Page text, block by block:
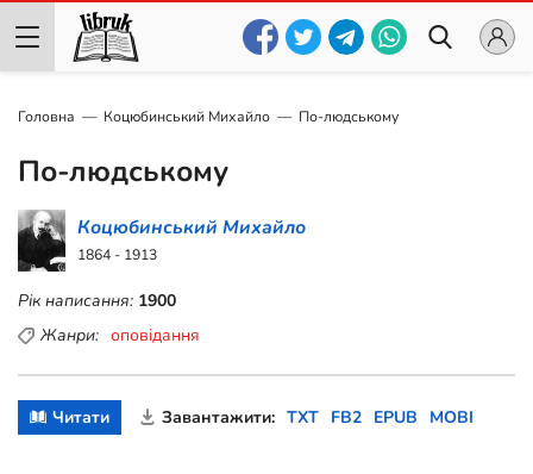
Головна Коцюбинський Михайло По-людському
По-людському
Коцюбинський Михайло
1864 - 1913
Рік написання: 1900
Жанри: оповідання
Читати Завантажити: TXT FB2 EPUB MOBI